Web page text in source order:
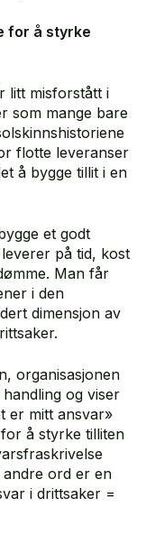
for å styrke
litt misforstått i
som mange bare
flotte leveranser
å bygge tillit i en
et godt
på tid, kost
Man får
i den
dimensjon av
organisasjonen
og viser
er mitt ansvar»
å styrke tilliten
ord er en
i drittsaker =